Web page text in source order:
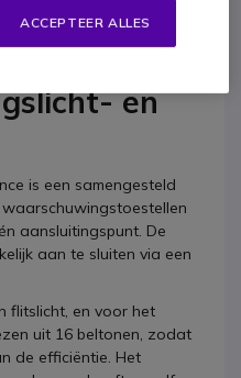
en
is een samengesteld
aansluitingspunt. De
aan te sluiten via een
flitslicht, en voor het
uit 16 beltonen, zodat
de efficiëntie. Het
ACCEPTEER ALLES